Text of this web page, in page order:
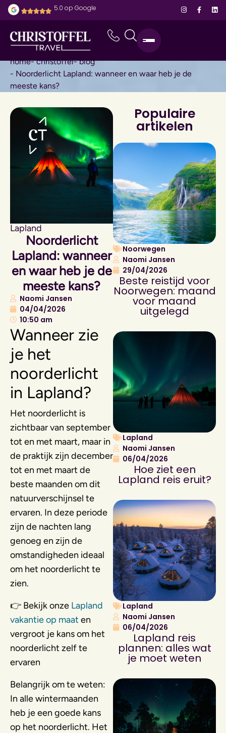
5.0 op Google
home- christoffel- blog
- Noorderlicht Lapland: wanneer en waar heb je de
meeste kans?
Lapland
Noorderlicht
Lapland: wanneer
en waar heb je de
meeste kans?
Naomi Jansen
04/04/2026
10:50 am
Wanneer zie
je het
noorderlicht
in Lapland?
Het noorderlicht is
zichtbaar van september
tot en met maart, maar in
de praktijk zijn december
tot en met maart de
beste maanden om dit
natuurverschijnsel te
ervaren. In deze periode
zijn de nachten lang
genoeg en zijn de
omstandigheden ideaal
om het noorderlicht te
zien.
👉 Bekijk onze Lapland
vakantie op maat en
vergroot je kans om het
noorderlicht zelf te
ervaren
Belangrijk om te weten:
In alle wintermaanden
heb je een goede kans
op het noorderlicht. Het
Populaire
artikelen
Noorwegen
Naomi Jansen
29/04/2026
Beste reistijd voor
Noorwegen: maand
voor maand
uitgelegd
Lapland
Naomi Jansen
06/04/2026
Hoe ziet een
Lapland reis eruit?
Lapland
Naomi Jansen
06/04/2026
Lapland reis
plannen: alles wat
je moet weten